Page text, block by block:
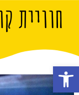
חוויית
פתח סרגל נגישות